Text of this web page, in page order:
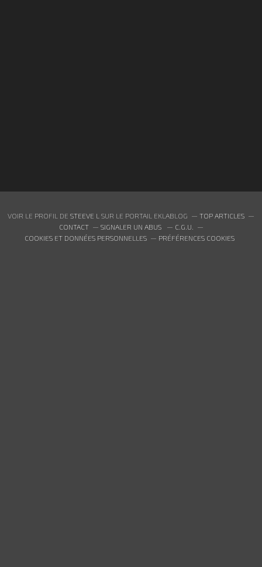
VOIR LE PROFIL DE STEEVE L SUR LE PORTAIL EKLABLOG
TOP ARTICLES
CONTACT
SIGNALER UN ABUS
C.G.U.
COOKIES ET DONNÉES PERSONNELLES
PRÉFÉRENCES COOKIES